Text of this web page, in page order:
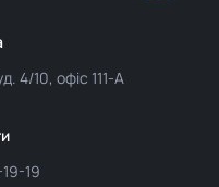
4/10, офіс 111-А
19